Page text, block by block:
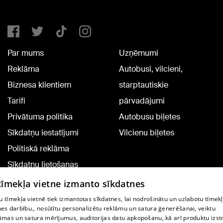
Par mums
Reklāma
Biznesa klientiem
Tarifi
Privātuma politika
Sīkdatņu iestatījumi
Politiskā reklāma
Sīkdatņu lietošanas
noteikumi
Komentāru pievienošana
Uzņēmumi
Autobusi, vilcieni,
starptautiskie
pārvadājumi
Autobusu biļetes
Vilcienu biļetes
TV programma
vietne izmanto sīkdatnes
tīmekļa vietnē tiek izmantotas sīkdatnes, lai nodrošinātu un uzlabotu
darbību., nosūtītu personalizētu reklāmu un satura ģenerēšanai, veiktu
un satura mērījumus, auditorijas datu apkopošanu, kā arī produktu